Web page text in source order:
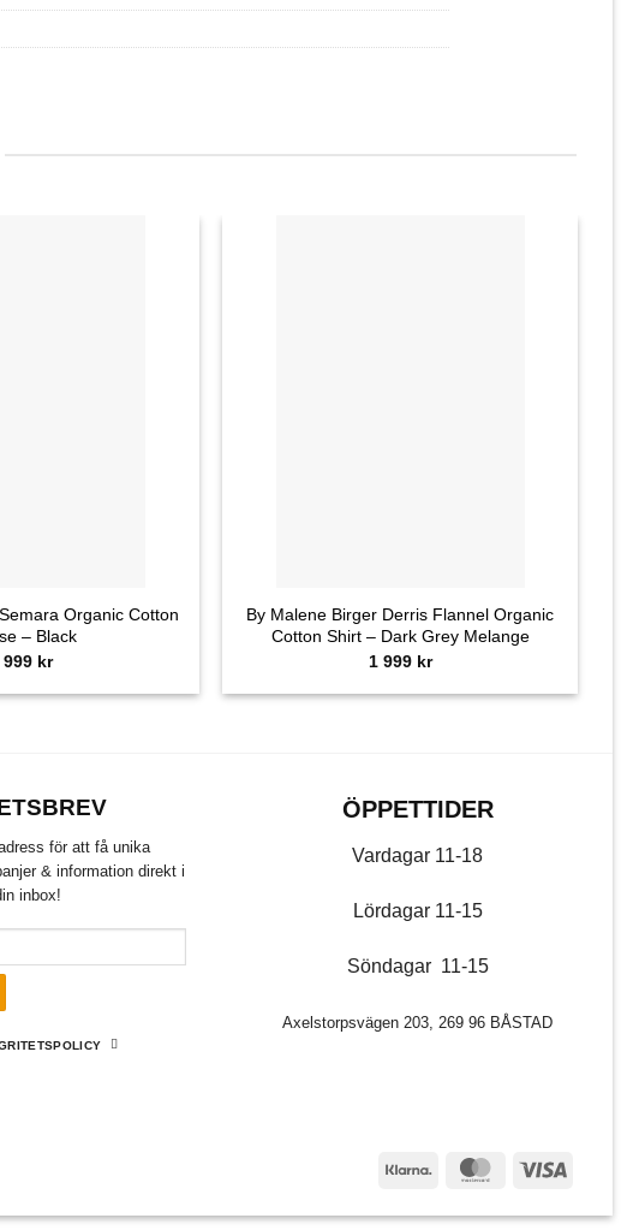
Organic Cotton
– Black
999 kr
By Malene Birger Derris Flannel Organic
Cotton Shirt – Dark Grey Melange
1 999 kr
för att få unika
& information direkt i
inbox!
ÖPPETTIDER
Vardagar 11-18
Lördagar 11-15
Söndagar 11-15
Axelstorpsvägen 203, 269 96 BÅSTAD
Klarna MasterCard